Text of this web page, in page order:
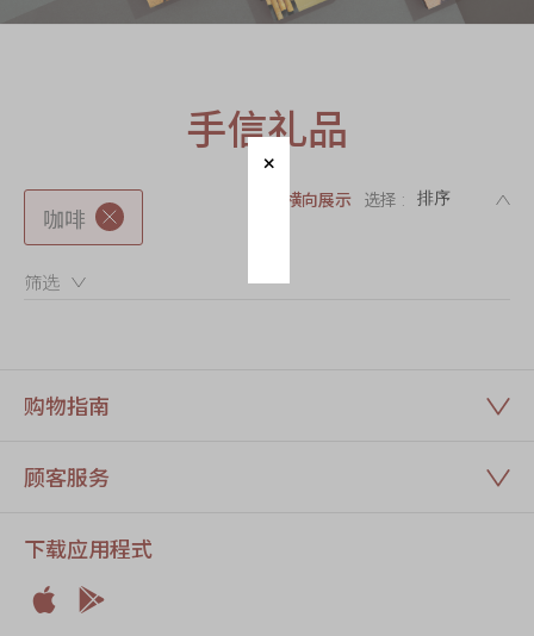
奇华网志
时令食品
迪士尼系列
奇华LINE
FRIENDS礼盒
手信礼品
咖啡
筛选：
横向展示 选择 :
购物指南
顾客服务
下载应用程式

